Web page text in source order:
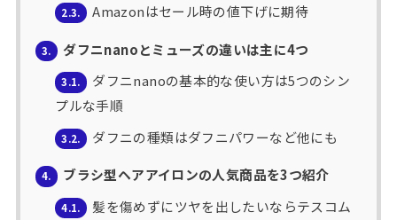
2.3. Amazonはセール時の値下げに期待
3. ダフニnanoとミューズの違いは主に4つ
3.1.
ダフニnanoの基本的な使い方は5つのシン
プルな手順
3.2. ダフニの種類はダフニパワーなど他にも
4. ブラシ型ヘアアイロンの人気商品を3つ紹介
4.1. 髪を傷めずにツヤを出したいならテスコム